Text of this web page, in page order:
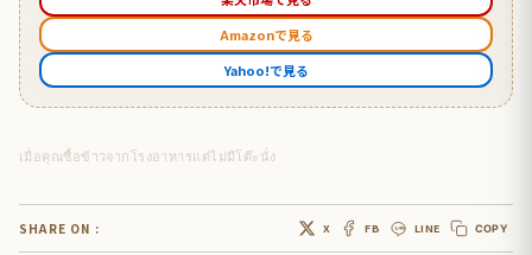
Amazonで見る
Yahoo!で見る
เมื่อคุณซื้อข้าวจากโรงอาหารแต่ไม่มีโต๊ะนั่ง
SHARE ON : X FB LINE COPY